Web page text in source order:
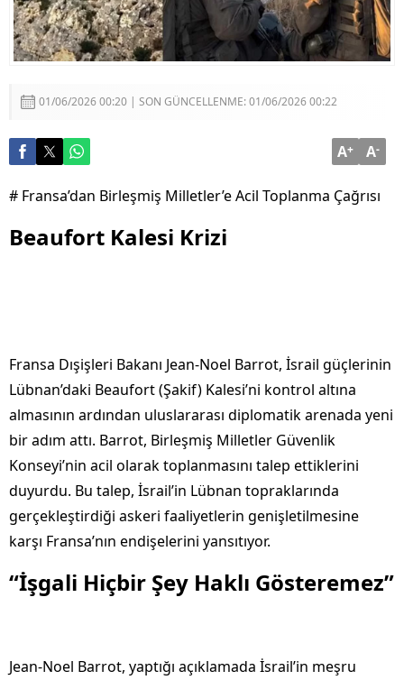
01/06/2026 00:20 | SON GÜNCELLENME: 01/06/2026 00:22
A+ A-
# Fransa’dan Birleşmiş Milletler’e Acil Toplanma Çağrısı
Beaufort Kalesi Krizi
Fransa Dışişleri Bakanı Jean-Noel Barrot, İsrail güçlerinin
Lübnan’daki Beaufort (Şakif) Kalesi’ni kontrol altına
almasının ardından uluslararası diplomatik arenada yeni
bir adım attı. Barrot, Birleşmiş Milletler Güvenlik
Konseyi’nin acil olarak toplanmasını talep ettiklerini
duyurdu. Bu talep, İsrail’in Lübnan topraklarında
gerçekleştirdiği askeri faaliyetlerin genişletilmesine
karşı Fransa’nın endişelerini yansıtıyor.
“İşgali Hiçbir Şey Haklı Gösteremez”
Jean-Noel Barrot, yaptığı açıklamada İsrail’in meşru